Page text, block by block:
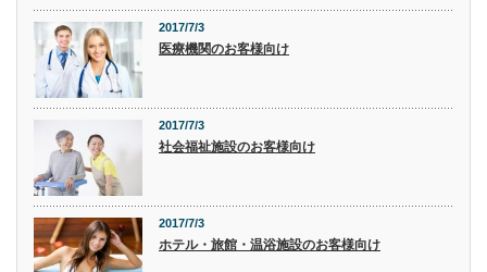
2017/7/3
医療機関のお客様向け
2017/7/3
社会福祉施設のお客様向け
2017/7/3
ホテル・旅館・温浴施設のお客様向け